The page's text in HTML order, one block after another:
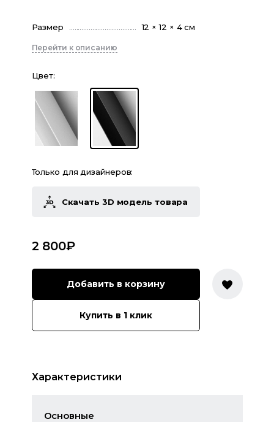
Размер 12 × 12 × 4 см
Перейти к описанию
Цвет:
Только для дизайнеров:
Скачать 3D модель товара
2 800₽
Добавить в корзину
Купить в 1 клик
Характеристики
Основные